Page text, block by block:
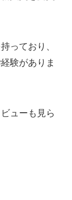
っており、
験がありま
ューも見ら